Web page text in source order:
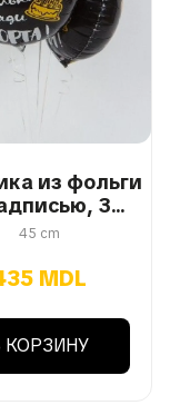
из фольги
3
с надписью
45 cm
MDL
КОРЗИНУ